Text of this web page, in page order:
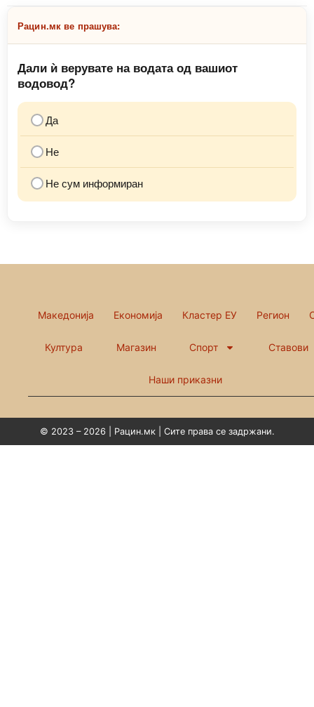
Рацин.мк ве прашува:
Дали ѝ верувате на водата од вашиот
водовод?
Да
Не
Не сум информиран
Македонија Економија Кластер ЕУ Регион
Култура Магазин Спорт Ставови
Наши приказни
© 2023 – 2026 | Рацин.мк | Сите права се задржани.